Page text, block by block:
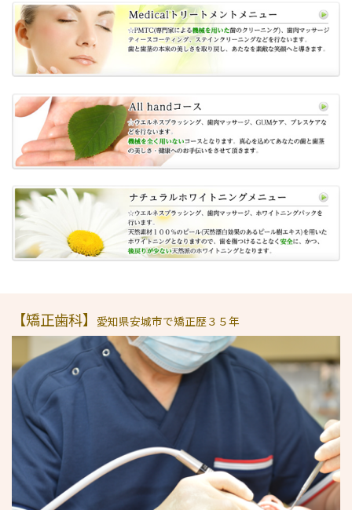
【矯正歯科】 愛知県安城市で矯正歴３５年